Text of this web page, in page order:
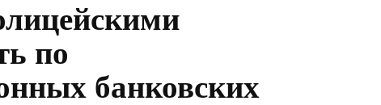
по
банковских